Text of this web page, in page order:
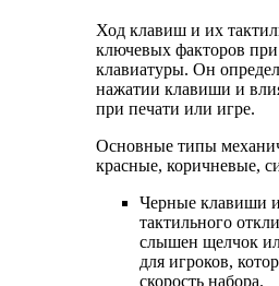
Ход клавиш и их
ключевых факторов
клавиатуры. Он
нажатии клавиши и
при печати или игре.
Основные типы
красные, коричневые,
Черные клавиши
тактильного
слышен щелчок
для игроков,
скорость набора.